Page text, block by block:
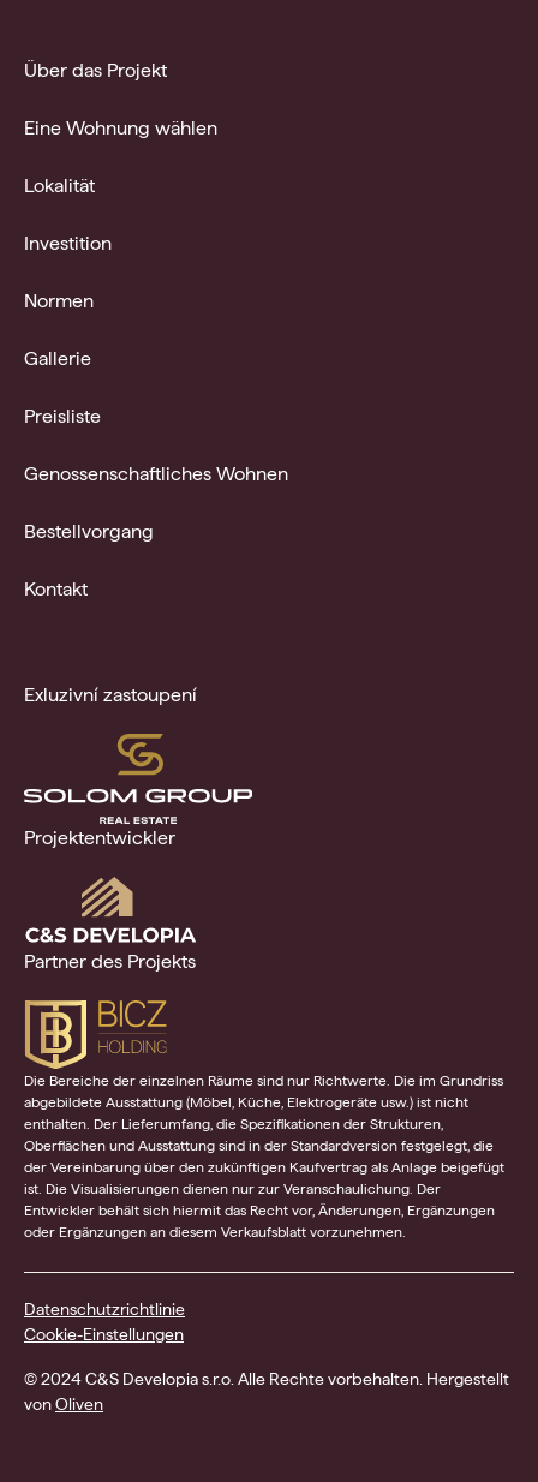
Über das Projekt
Eine Wohnung wählen
Lokalität
Investition
Normen
Gallerie
Preisliste
Genossenschaftliches Wohnen
Bestellvorgang
Kontakt
Exluzivní zastoupení
Projektentwickler
Partner des Projekts
Die Bereiche der einzelnen Räume sind nur Richtwerte. Die im Grundriss
abgebildete Ausstattung (Möbel, Küche, Elektrogeräte usw.) ist nicht
enthalten. Der Lieferumfang, die Spezifikationen der Strukturen,
Oberflächen und Ausstattung sind in der Standardversion festgelegt, die
der Vereinbarung über den zukünftigen Kaufvertrag als Anlage beigefügt
ist. Die Visualisierungen dienen nur zur Veranschaulichung. Der
Entwickler behält sich hiermit das Recht vor, Änderungen, Ergänzungen
oder Ergänzungen an diesem Verkaufsblatt vorzunehmen.
© 2024 C&S Developia s.r.o. Alle Rechte vorbehalten. Hergestellt
vonOliven
Datenschutzrichtlinie
Cookie-Einstellungen